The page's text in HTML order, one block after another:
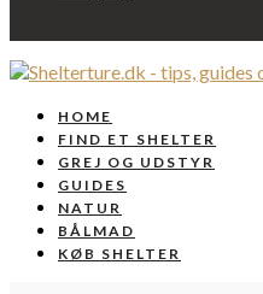
HOME
FIND ET SHELTER
GREJ OG UDSTYR
GUIDES
NATUR
BÅLMAD
KØB SHELTER